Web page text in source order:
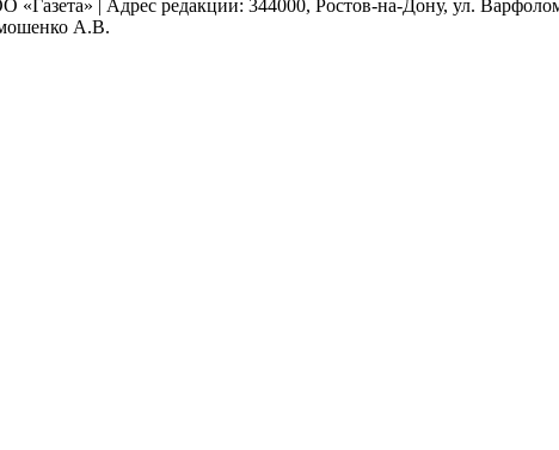
«Газета» | Адрес редакции: 344000, Ростов-на-Дону, ул.
А.В.